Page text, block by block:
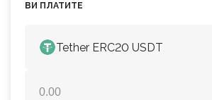
ВИ ПЛАТИТЕ
Tether ERC20 USDT